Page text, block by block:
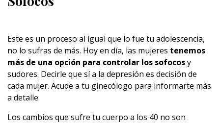
Este es un proceso al igual que lo fue tu adolescencia,
no lo sufras de más. Hoy en día, las mujeres tenemos
más de una opción para controlar los sofocosy
sudores. Decirle que sí a la depresión es decisión de
cada mujer. Acude a tu ginecólogo para informarte más
a detalle.
Los cambios que sufre tu cuerpo a los 40 no son